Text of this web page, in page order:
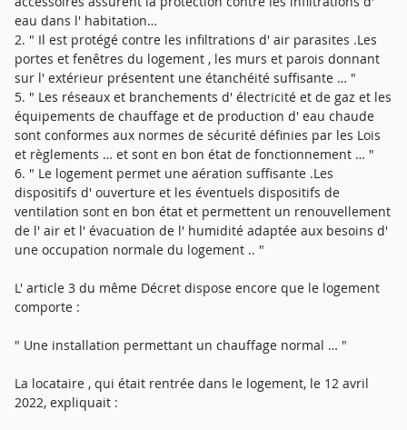
eau dans l' habitation…
2. " Il est protégé contre les infiltrations d' air parasites .Les
portes et fenêtres du logement , les murs et parois donnant
sur l' extérieur présentent une étanchéité suffisante … "
5. " Les réseaux et branchements d' électricité et de gaz et les
équipements de chauffage et de production d' eau chaude
sont conformes aux normes de sécurité définies par les Lois
et règlements … et sont en bon état de fonctionnement … "
6. " Le logement permet une aération suffisante .Les
dispositifs d' ouverture et les éventuels dispositifs de
ventilation sont en bon état et permettent un renouvellement
de l' air et l' évacuation de l' humidité adaptée aux besoins d'
une occupation normale du logement .. "
L' article 3 du même Décret dispose encore que le logement
comporte :
" Une installation permettant un chauffage normal … "
La locataire , qui était rentrée dans le logement, le 12 avril
2022, expliquait :